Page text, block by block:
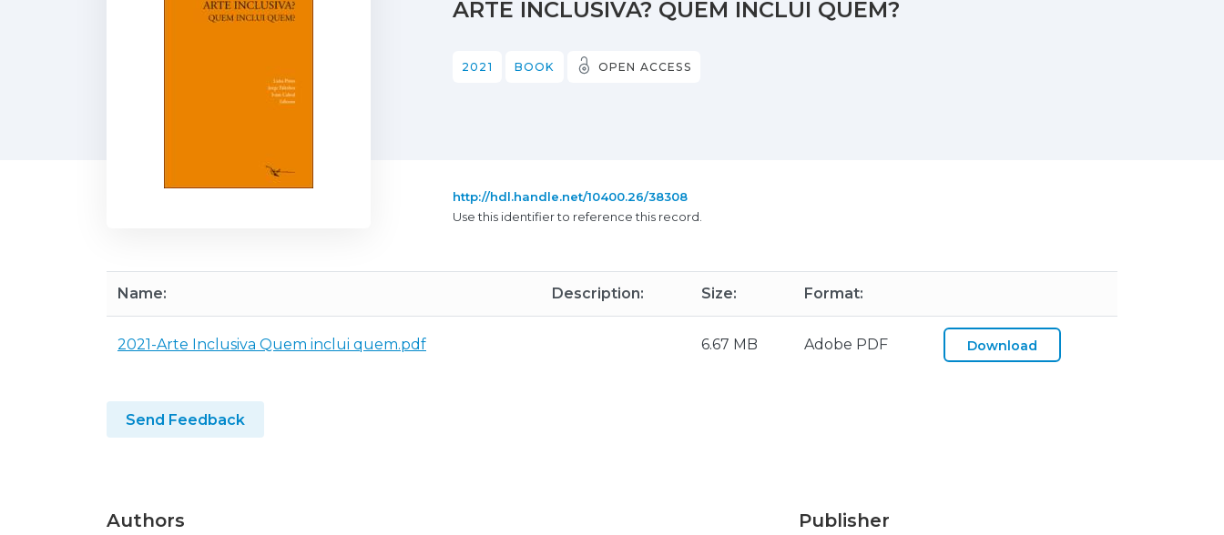
ARTE INCLUSIVA? QUEM INCLUI QUEM?
2021 BOOK OPEN ACCESS
http://hdl.handle.net/10400.26/38308
Use this identifier to reference this record.
Name: Description: Size: Format:
2021-Arte Inclusiva Quem inclui quem.pdf 6.67 MB Adobe PDF Download
Send Feedback
Authors Publisher